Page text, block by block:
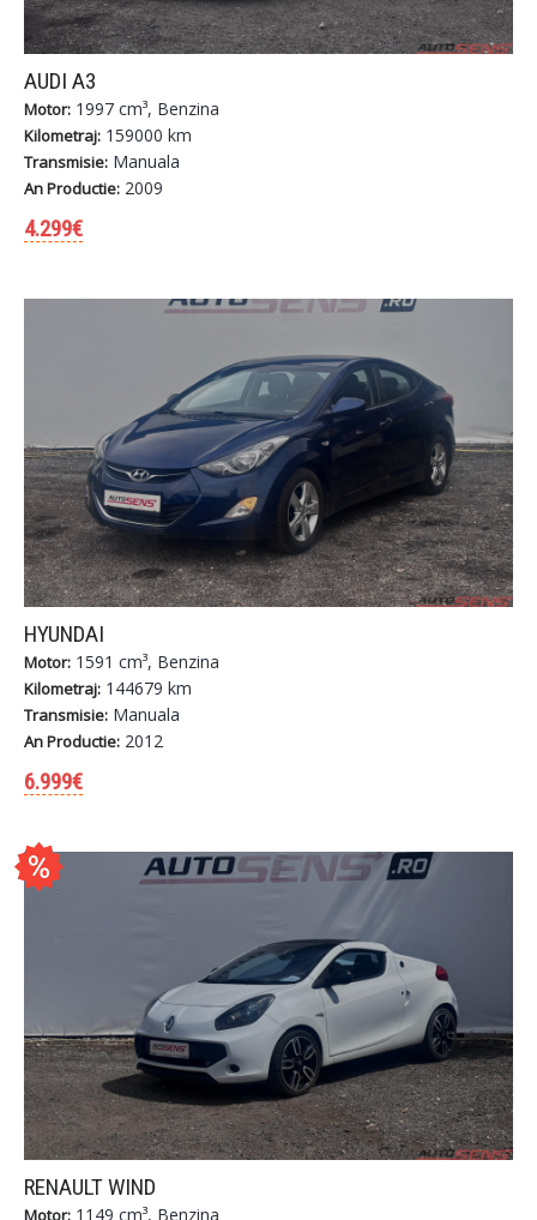
AUDI A3
Motor: 1997 cm³, Benzina
Kilometraj: 159000 km
Transmisie: Manuala
An Productie: 2009
4.299€
HYUNDAI
Motor: 1591 cm³, Benzina
Kilometraj: 144679 km
Transmisie: Manuala
An Productie: 2012
6.999€
RENAULT WIND
Motor: 1149 cm³, Benzina